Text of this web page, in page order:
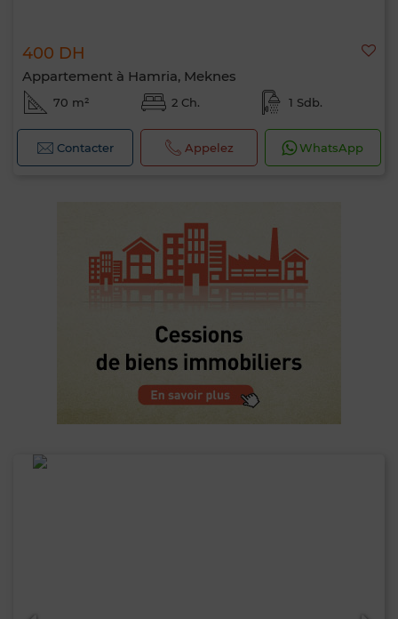
400 DH
Appartement à Hamria, Meknes
70 m² 2 Ch. 1 Sdb.
Contacter Appelez WhatsApp